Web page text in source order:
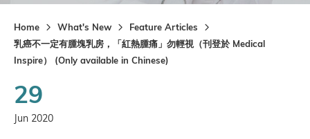
Home What's New
Feature Articles
乳癌不一定有腫塊乳房，「紅熱腫痛」勿輕視（刊登於 Medical
Inspire） (Only available in Chinese)
29
Jun 2020